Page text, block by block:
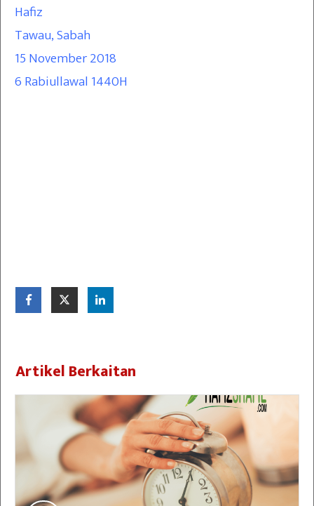
Hafiz
Tawau, Sabah
15 November 2018
6 Rabiullawal 1440H
Artikel Berkaitan